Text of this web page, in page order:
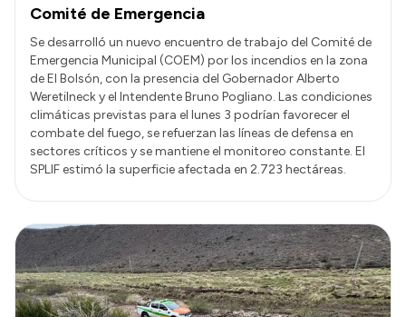
Comité de Emergencia
Se desarrolló un nuevo encuentro de trabajo del Comité de
Emergencia Municipal (COEM) por los incendios en la zona
de El Bolsón, con la presencia del Gobernador Alberto
Weretilneck y el Intendente Bruno Pogliano. Las condiciones
climáticas previstas para el lunes 3 podrían favorecer el
combate del fuego, se refuerzan las líneas de defensa en
sectores críticos y se mantiene el monitoreo constante. El
SPLIF estimó la superficie afectada en 2.723 hectáreas.